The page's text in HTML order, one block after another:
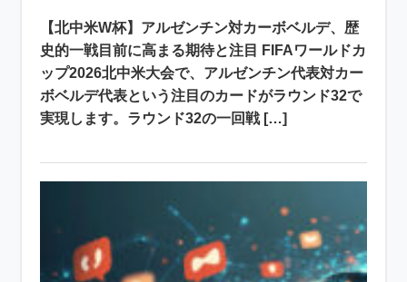
【北中米W杯】アルゼンチン対カーボベルデ、歴
史的一戦目前に高まる期待と注目 FIFAワールドカ
ップ2026北中米大会で、アルゼンチン代表対カー
ボベルデ代表という注目のカードがラウンド32で
実現します。ラウンド32の一回戦 […]